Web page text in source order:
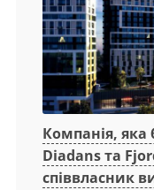
Компанія,
Diadans та
співвласник